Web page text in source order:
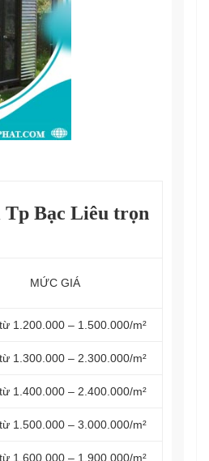
Tp Bạc Liêu trọn
MỨC GIÁ
1.200.000 – 1.500.000/m²
1.300.000 – 2.300.000/m²
1.400.000 – 2.400.000/m²
1.500.000 – 3.000.000/m²
1.600.000 – 1.900.000/m²